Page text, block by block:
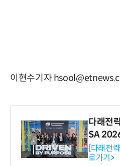
이현수기자
다래전
SA
와의 비
-바이오
[다래전
로가기>